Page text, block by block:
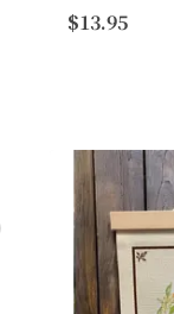
商品圖檔顏
同，以實際
$13.95